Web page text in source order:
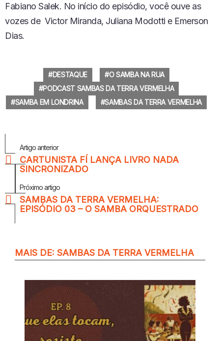
Fabiano Salek. No início do episódio, você ouve as
vozes de Victor Miranda, Juliana Modotti e Emerson
Dias.
DESTAQUE
O SAMBA NA RUA
PODCAST SAMBAS DA TERRA VERMELHA
SAMBA EM LONDRINA
SAMBAS DA TERRA VERMELHA
MaisArtigo anterior
CARTUNISTA FÍ LANÇA LIVRO NADA
SINCRONIZADO
Próximo artigo
SAMBAS DA TERRA VERMELHA:
EPISÓDIO 03 – O SAMBA ORQUESTRADO
MAIS DE: SAMBAS DA TERRA VERMELHA